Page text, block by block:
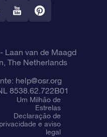
Laan van de Maagd
The Netherlands
help@osr.org
8538.62.722B01
Um Milhão de
Estrelas
Declaração de
privacidade e aviso
legal